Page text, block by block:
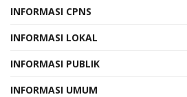
INFORMASI CPNS
INFORMASI LOKAL
INFORMASI PUBLIK
INFORMASI UMUM